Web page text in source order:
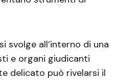
svolge all’interno di una
e organi giudicanti
delicato può rivelarsi il